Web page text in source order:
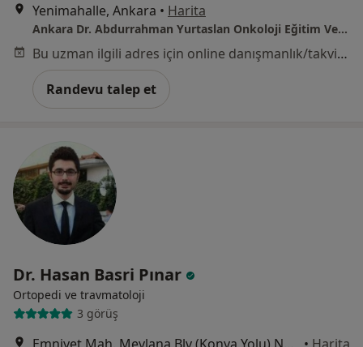
Yenimahalle, Ankara • Harita
Ankara Dr. Abdurrahman Yurtaslan Onkoloji Eğitim Ve Araştırma Hastanesi
Bu uzman ilgili adres için online danışmanlık/takvim sunmuyor.
Randevu talep et
Dr. Hasan Basri Pınar
Ortopedi ve travmatoloji
3 görüş